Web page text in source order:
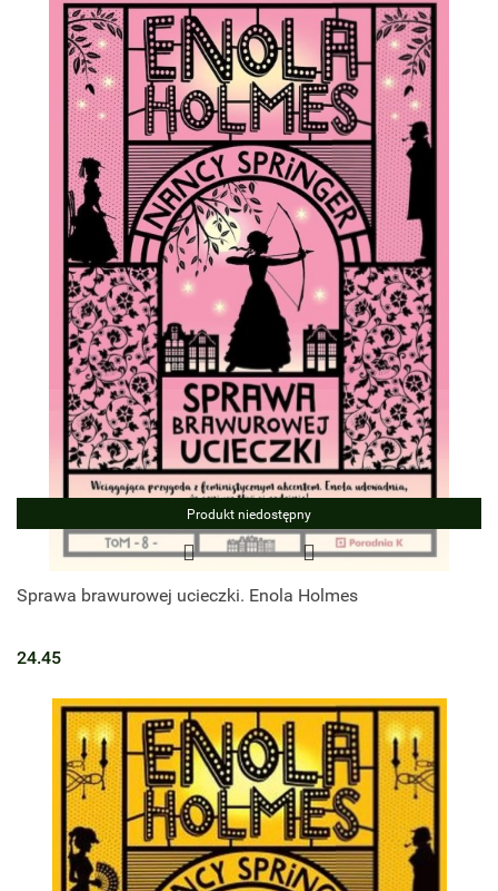
Produkt niedostępny
Sprawa brawurowej ucieczki. Enola Holmes
24.45